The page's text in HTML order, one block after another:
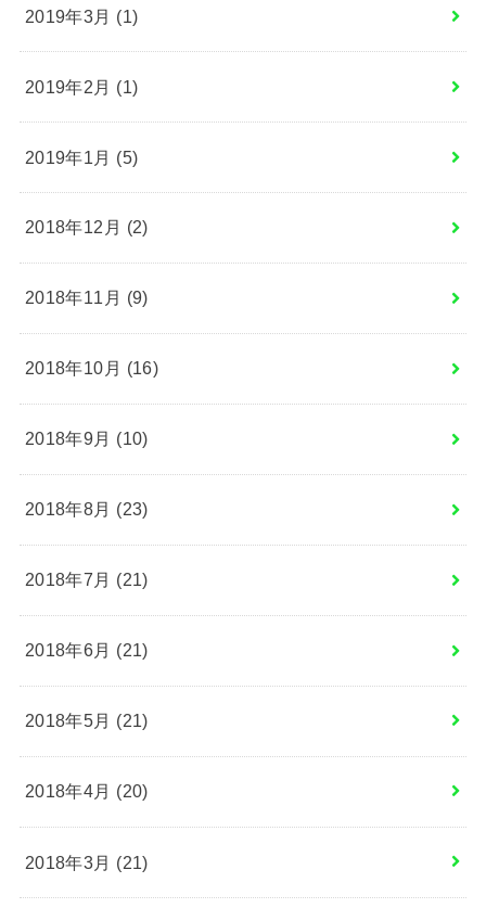
2019年3月 (1)
2019年2月 (1)
2019年1月 (5)
2018年12月 (2)
2018年11月 (9)
2018年10月 (16)
2018年9月 (10)
2018年8月 (23)
2018年7月 (21)
2018年6月 (21)
2018年5月 (21)
2018年4月 (20)
2018年3月 (21)